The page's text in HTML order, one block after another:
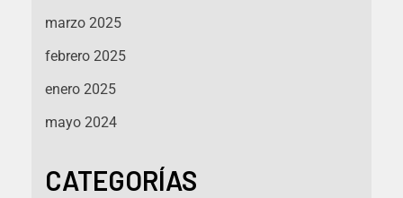
marzo 2025
febrero 2025
enero 2025
mayo 2024
CATEGORÍAS